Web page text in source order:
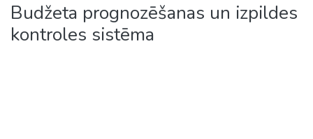
Budžeta prognozēšanas un izpildes
kontroles sistēma